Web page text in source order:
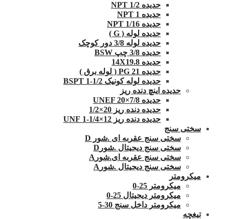
حدیده 1/2 NPT
حدیده NPT 1
حدیده 1/16 NPT
حدیده لوله ( G )
حدیده لوله 3/8 دور کوچک
حدیده 3/8 چپ BSW
حدیده 14X19.8
حدیده 21 PG ( لوله برق )
حدیده لوله کونیک 1/2-1 BSPT
حدیده اینچ دنده ریز
حدیده UNEF 20×7/8
حدیده دنده ریز 20×1/2
حدیده دنده ریز 12×1/4-1 UNF
سختی سنج
سختی سنج عقربه ای .شور D
سختی سنج دیجیتال .شورD
سختی سنج عقربه ای.شورA
سختی سنج دیجیتال .شورA
میکرومتر
میکرومتر 25-0
میکرومتر دیجیتال 25-0
میکرومتر داخل سنج 30-5
تیغچه